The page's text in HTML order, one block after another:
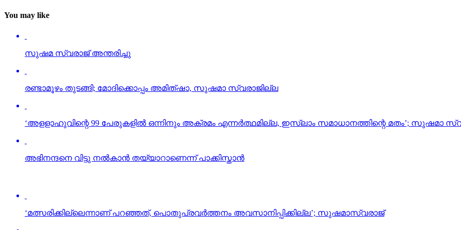
You may like
സുഷമ സ്വരാജ് അന്തരിച്ചു
രണ്ടാമൂഴം തുടങ്ങി; മോദിക്കൊപ്പം അമിത്ഷാ, സുഷമാ സ്വരാജില്ല
‘അളളാഹുവിന്റെ 99 പേരുകളില്‍ ഒന്നിനും അക്രമം എന്നര്‍ത്ഥമില്ല, ഇസ്ലാം സമാധാനത്തിന്റെ മതം’; സുഷമാ
അഭിനന്ദനെ വിട്ടു നല്‍കാന്‍ തയ്യാറാണെന്ന് പാക്കിസ്താന്‍